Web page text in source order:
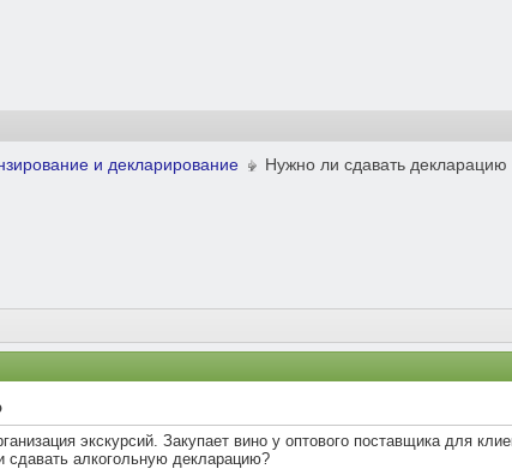
и декларирование Нужно ли сдавать декларацию
экскурсий. Закупает вино у оптового поставщика для
сдавать алкогольную декларацию?